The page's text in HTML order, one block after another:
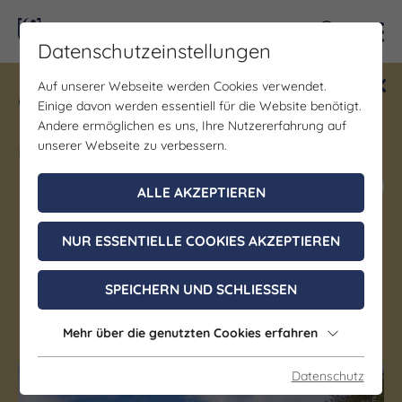
Gewinne ein Blind Date mit Saale-
Unstrut! Teilnahme vom 1.7. - 18.12.
möglich.
Jetzt mitmachen
Denkmal/Wahrzeichen | Museum | Schloss/Burg
Schloss Neuenburg
Freyburg (Unstrut)
Datenschutzeinstellungen
Auf unserer Webseite werden Cookies verwendet.
Einige davon werden essentiell für die Website benötigt.
Andere ermöglichen es uns, Ihre Nutzererfahrung auf
unserer Webseite zu verbessern.
ALLE AKZEPTIEREN
NUR ESSENTIELLE COOKIES AKZEPTIEREN
SPEICHERN UND SCHLIESSEN
Mehr über die genutzten Cookies erfahren
Datenschutz